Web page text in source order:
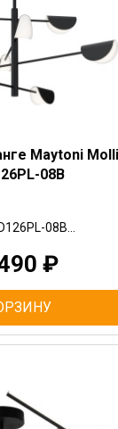
Maytoni
08B
08B...
₽